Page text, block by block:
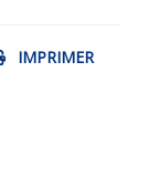
IMPRIMER